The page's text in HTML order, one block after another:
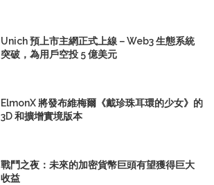
Unich 預上市主網正式上線－Web3 生態系統
突破，為用戶空投 5 億美元
ElmonX 將發布維梅爾《戴珍珠耳環的少女》的
3D 和擴增實境版本
戰鬥之夜：未來的加密貨幣巨頭有望獲得巨大
收益